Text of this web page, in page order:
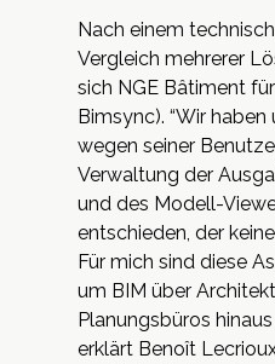
Nach einem
Vergleich mehrerer
sich NGE Bâtiment
Bimsync). “Wir haben
wegen seiner
Verwaltung der
und des Modell-
entschieden, der
Für mich sind diese
um BIM über
Planungsbüros
erklärt Benoît